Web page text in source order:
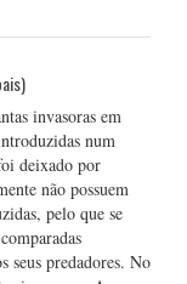
invasoras em
num
deixado por
não possuem
pelo que se
seus predadores. No